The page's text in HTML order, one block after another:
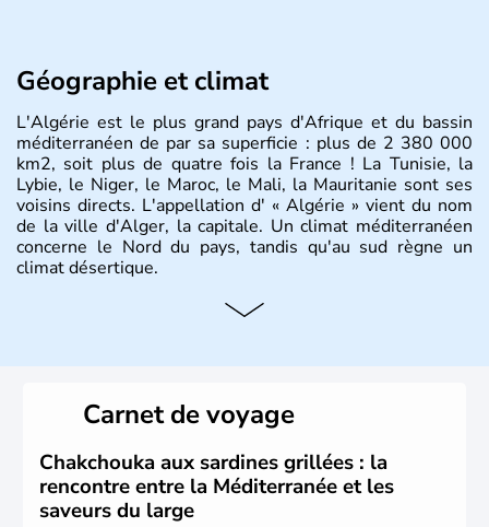
Géographie et climat
L'Algérie est le plus grand pays d'Afrique et du bassin
méditerranéen de par sa superficie : plus de 2 380 000
km2, soit plus de quatre fois la France ! La Tunisie, la
Lybie, le Niger, le Maroc, le Mali, la Mauritanie sont ses
voisins directs. L'appellation d' « Algérie » vient du nom
de la ville d'Alger, la capitale. Un climat méditerranéen
concerne le Nord du pays, tandis qu'au sud règne un
climat désertique.
Histoire et administration
près de la moitié ont moins de 19 ans. La musique
l’une des fiertés du pays, originaire des régions les plus à
l’ouest. Lecouscousest l’un des plats traditionnels les
plus appréciés.
Carnet de voyage
Chakchouka aux sardines grillées : la
rencontre entre la Méditerranée et les
saveurs du large